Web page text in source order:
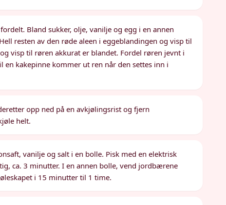
Bland sukker, olje, vanilje og egg i en annen
resten av den røde aleen i eggeblandingen og visp til
visp til røren akkurat er blandet. Fordel røren jevnt i
kakepinne kommer ut ren når den settes inn i
opp ned på en avkjølingsrist og fjern
helt.
vanilje og salt i en bolle. Pisk med en elektrisk
ca. 3 minutter. I en annen bolle, vend jordbærene
i 15 minutter til 1 time.